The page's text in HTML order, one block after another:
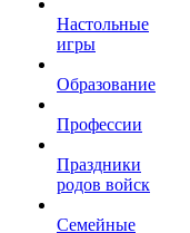
Настольные
игры
Образование
Профессии
Праздники
родов войск
Семейные